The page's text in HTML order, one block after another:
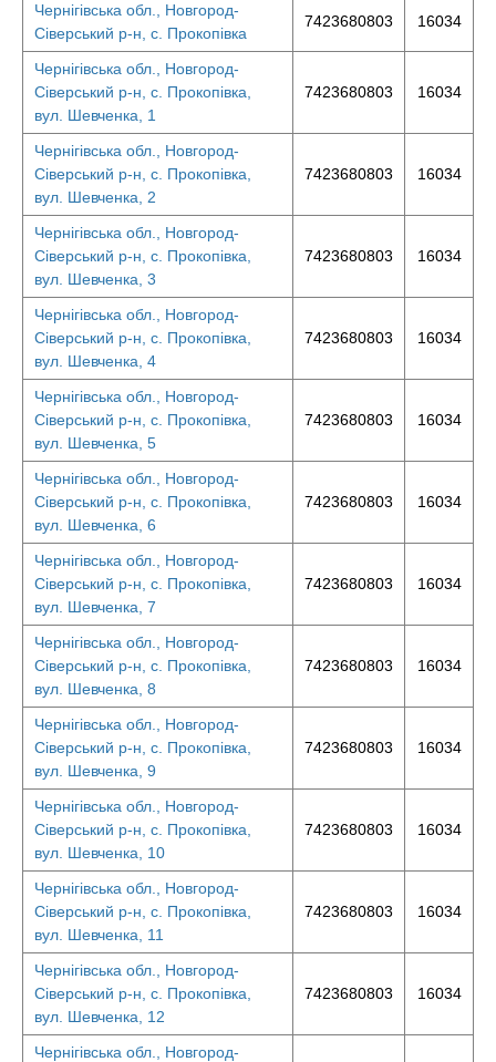
Чернігівська обл., Новгород-
Сіверський р-н, с. Прокопівка
7423680803 16034
Чернігівська обл., Новгород-
Сіверський р-н, с. Прокопівка,
вул. Шевченка, 1
7423680803 16034
Чернігівська обл., Новгород-
Сіверський р-н, с. Прокопівка,
вул. Шевченка, 2
7423680803 16034
Чернігівська обл., Новгород-
Сіверський р-н, с. Прокопівка,
вул. Шевченка, 3
7423680803 16034
Чернігівська обл., Новгород-
Сіверський р-н, с. Прокопівка,
вул. Шевченка, 4
7423680803 16034
Чернігівська обл., Новгород-
Сіверський р-н, с. Прокопівка,
вул. Шевченка, 5
7423680803 16034
Чернігівська обл., Новгород-
Сіверський р-н, с. Прокопівка,
вул. Шевченка, 6
7423680803 16034
Чернігівська обл., Новгород-
Сіверський р-н, с. Прокопівка,
вул. Шевченка, 7
7423680803 16034
Чернігівська обл., Новгород-
Сіверський р-н, с. Прокопівка,
вул. Шевченка, 8
7423680803 16034
Чернігівська обл., Новгород-
Сіверський р-н, с. Прокопівка,
вул. Шевченка, 9
7423680803 16034
Чернігівська обл., Новгород-
Сіверський р-н, с. Прокопівка,
вул. Шевченка, 10
7423680803 16034
Чернігівська обл., Новгород-
Сіверський р-н, с. Прокопівка,
вул. Шевченка, 11
7423680803 16034
Чернігівська обл., Новгород-
Сіверський р-н, с. Прокопівка,
вул. Шевченка, 12
7423680803 16034
Чернігівська обл., Новгород-